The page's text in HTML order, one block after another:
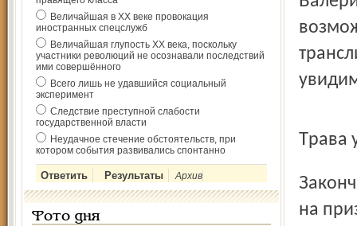
Величайшая в ХХ веке провокация
иностранных спецслужб
Величайшая глупость ХХ века, поскольку
участники революций не осознавали последствий
ими совершённого
Всего лишь не удавшийся социальный
эксперимент
Следствие преступной слабости
государственной власти
Неудачное стечение обстоятельств, при
котором события развивались спонтанно
Архив
Фото дня
Закончились финальные игры областных соревнований
на